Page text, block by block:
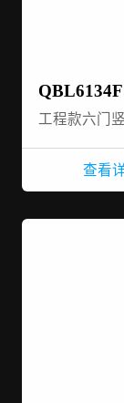
工程款六门
查看